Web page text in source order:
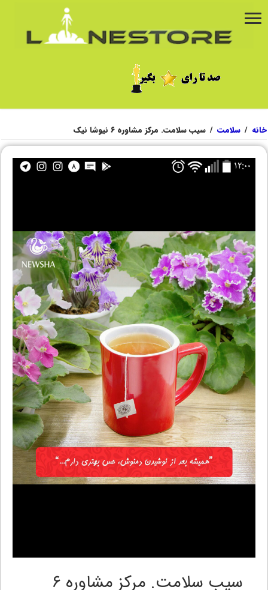
خانه / سلامت / سیب سلامت. مرکز مشاوره ۶ نیوشا نیک
سیب سلامت. مرکز مشاوره ۶